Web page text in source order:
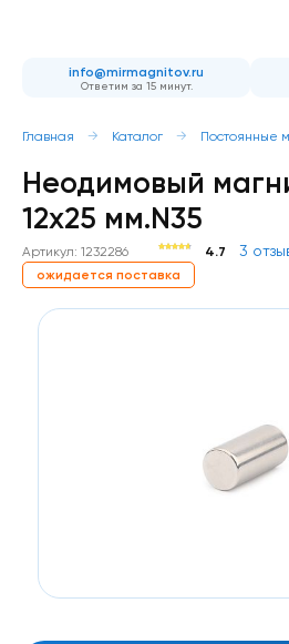
info@mirmagnitov.ru
Ответим за 15 минут.
Главная Каталог Постоянные
Неодимовый
12х25 мм.N35
Артикул: 1232286 4.7 3
ожидается поставка